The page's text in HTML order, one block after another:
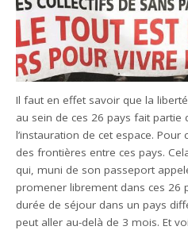
Il faut en effet savoir que la
au sein de ces 26 pays fait
l’instauration de cet espace. Pour
des frontières entre ces pays.
qui, muni de son passeport
promener librement dans ces 26
durée de séjour dans un pays
peut aller au-delà de 3 mois. Et